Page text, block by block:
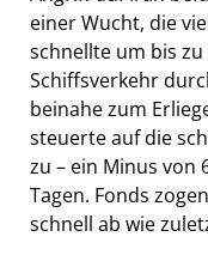
einer Wucht, die
schnellte um bis
Schiffsverkehr
beinahe zum
steuerte auf die
zu – ein Minus von
Tagen. Fonds
schnell ab wie